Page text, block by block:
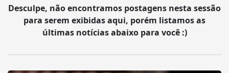
Desculpe, não encontramos postagens nesta sessão
para serem exibidas aqui, porém listamos as
últimas notícias abaixo para você :)